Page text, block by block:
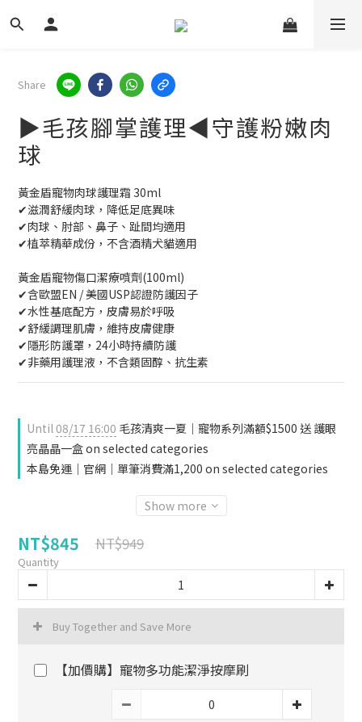
Share
▶毛孩腳掌護理◀守護粉嫩肉
球
黃金盾寵物肉球護理霜 30ml
✔滋潤舒緩肉球，降低足底異味
✔肉球、肘部、鼻子、趾間均適用
✔植萃精華成份，不含酒精犬貓適用
黃金盾寵物傷口潔療噴劑(100ml)
✔含歐盟EN / 美國USP認證防護因子
✔水性基底配方，皮膚易於呼吸
✔舒緩調理肌膚，維持皮膚健康
✔隱形防護罩，24小時持續防護
✔非藥用護理液，不含類固醇、抗生素
Until08/17 16:00 毛孩清爽一夏｜寵物系列滿額$1500 送 護眼
亮晶晶一盒 on selected categories
本島免運｜官網｜單筆消費滿1,200 on selected categories
Show more
NT$845 NT$949
Quantity
Buy Together and Save More
【加價購】寵物多功能潔淨按摩刷